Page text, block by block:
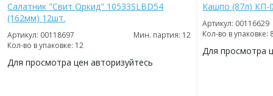
Салатник "Свит Оркид" 10533SLBD54
(162мм) 12шт.
Артикул: 00118697
Мин. партия: 12
Кол-во в упаковке: 12
Для просмотра цен авторизуйтесь
Кашпо (87л) КП-
Артикул: 00116629
Кол-во в упаковке:
Для просмотра